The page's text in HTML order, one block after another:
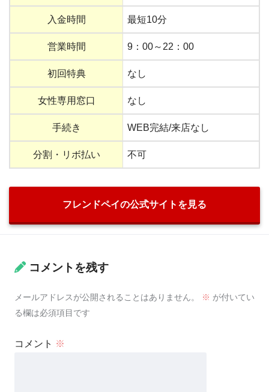
入金時間 最短10分
営業時間 9：00～22：00
初回特典 なし
女性専用窓口 なし
手続き WEB完結/来店なし
分割・リボ払い 不可
フレンドペイの公式サイトを見る
コメントを残す
メールアドレスが公開されることはありません。 ※ が付いてい
る欄は必須項目です
コメント ※